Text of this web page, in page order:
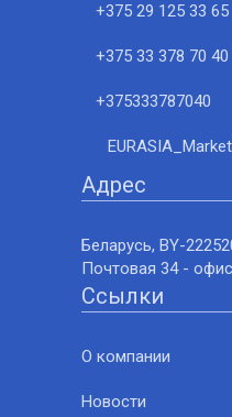
+375 29 125 33 65
+375 33 378 70 40
+375333787040
Адрес
Беларусь, BY-
Почтовая 34 -
Ссылки
О компании
Новости